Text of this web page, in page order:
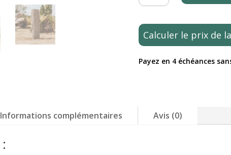
Statue
pour
jardin
en
Calculer le prix de
Payez en 4 échéances
Informations complémentaires Avis (0)
: